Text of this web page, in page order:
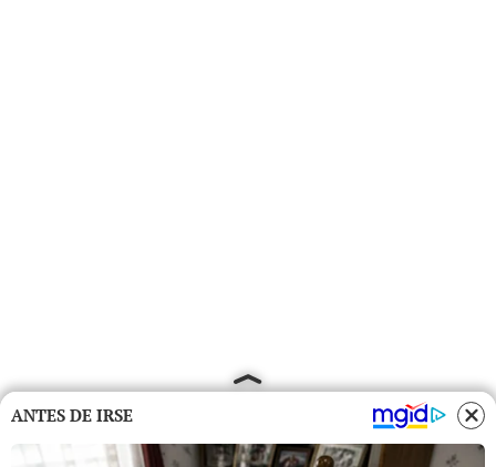
ANTES DE IRSE